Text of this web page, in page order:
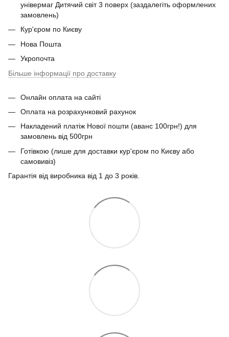
універмаг Дитячий світ 3 поверх (заздалегіть оформлених
замовлень)
Кур'єром по Києву
Нова Пошта
Укропочта
Більше інформації про доставку
Онлайн оплата на сайті
Оплата на розрахунковий рахунок
Накладений платіж Нової пошти (аванс 100грн!) для
замовлень від 500грн
Готівкою (лише для доставки кур'єром по Києву або
самовивіз)
Гарантія від виробника від 1 до 3 років.